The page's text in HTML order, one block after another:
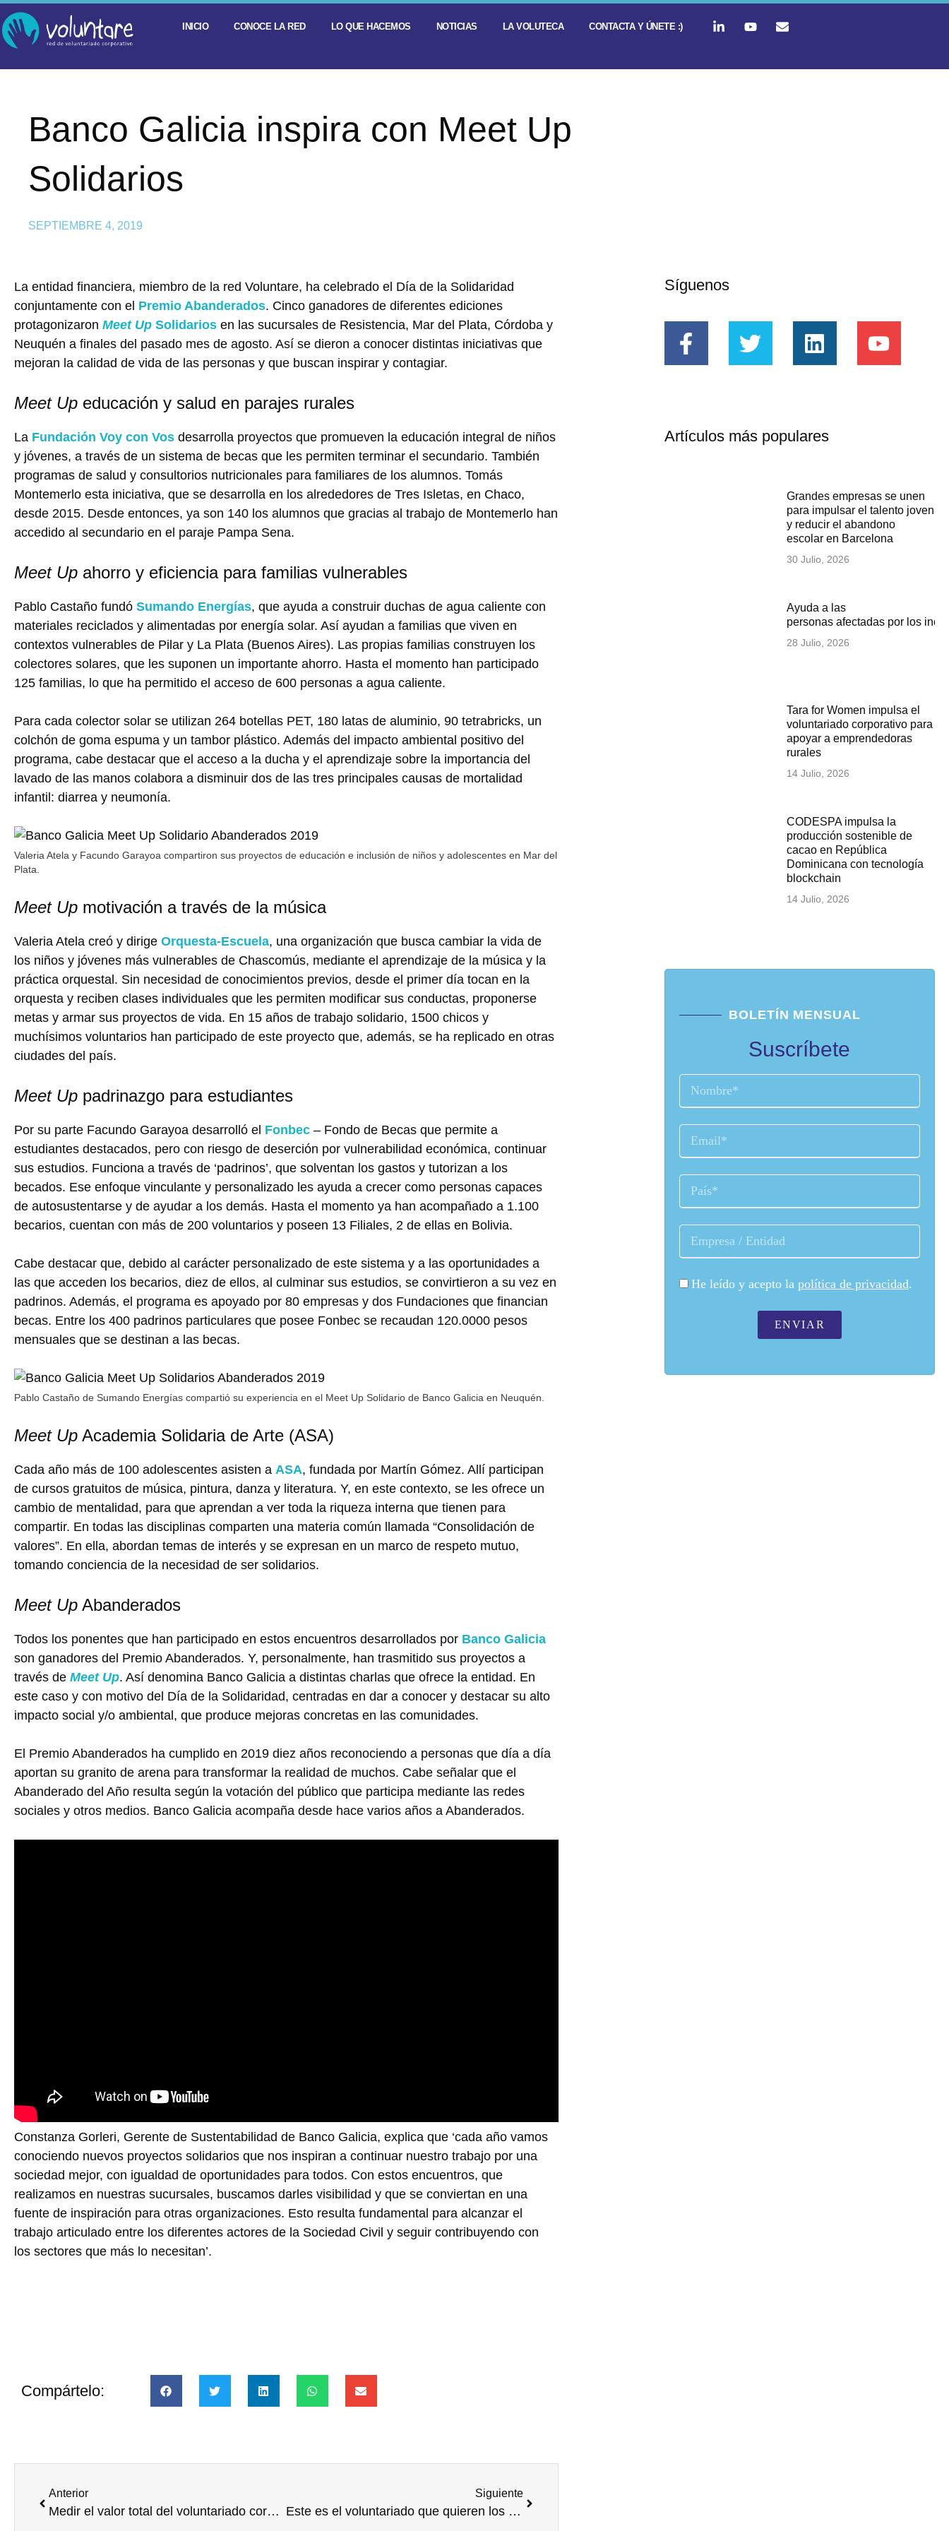
INICIO CONOCE LA RED LO QUE HACEMOS NOTICIAS LA VOLUTECA CONTACTA Y ÚNETE :)
Banco Galicia inspira con Meet Up
Solidarios
SEPTIEMBRE 4, 2019
La entidad financiera, miembro de la red Voluntare, ha celebrado el Día de la Solidaridad
conjuntamente con el Premio Abanderados. Cinco ganadores de diferentes ediciones
protagonizaron Meet Up Solidarios en las sucursales de Resistencia, Mar del Plata, Córdoba y
Neuquén a finales del pasado mes de agosto. Así se dieron a conocer distintas iniciativas que
mejoran la calidad de vida de las personas y que buscan inspirar y contagiar.
Meet Up educación y salud en parajes rurales
La Fundación Voy con Vos desarrolla proyectos que promueven la educación integral de niños
y jóvenes, a través de un sistema de becas que les permiten terminar el secundario. También
programas de salud y consultorios nutricionales para familiares de los alumnos. Tomás
Montemerlo esta iniciativa, que se desarrolla en los alrededores de Tres Isletas, en Chaco,
desde 2015. Desde entonces, ya son 140 los alumnos que gracias al trabajo de Montemerlo han
accedido al secundario en el paraje Pampa Sena.
Meet Up ahorro y eficiencia para familias vulnerables
Pablo Castaño fundó Sumando Energías, que ayuda a construir duchas de agua caliente con
materiales reciclados y alimentadas por energía solar. Así ayudan a familias que viven en
contextos vulnerables de Pilar y La Plata (Buenos Aires). Las propias familias construyen los
colectores solares, que les suponen un importante ahorro. Hasta el momento han participado
125 familias, lo que ha permitido el acceso de 600 personas a agua caliente.
Para cada colector solar se utilizan 264 botellas PET, 180 latas de aluminio, 90 tetrabricks, un
colchón de goma espuma y un tambor plástico. Además del impacto ambiental positivo del
programa, cabe destacar que el acceso a la ducha y el aprendizaje sobre la importancia del
lavado de las manos colabora a disminuir dos de las tres principales causas de mortalidad
infantil: diarrea y neumonía.
Valeria Atela y Facundo Garayoa compartiron sus proyectos de educación e inclusión de niños y adolescentes en Mar del
Plata.
Meet Up motivación a través de la música
Valeria Atela creó y dirige Orquesta-Escuela, una organización que busca cambiar la vida de
los niños y jóvenes más vulnerables de Chascomús, mediante el aprendizaje de la música y la
práctica orquestal. Sin necesidad de conocimientos previos, desde el primer día tocan en la
orquesta y reciben clases individuales que les permiten modificar sus conductas, proponerse
metas y armar sus proyectos de vida. En 15 años de trabajo solidario, 1500 chicos y
muchísimos voluntarios han participado de este proyecto que, además, se ha replicado en otras
ciudades del país.
Meet Up padrinazgo para estudiantes
Por su parte Facundo Garayoa desarrolló el Fonbec – Fondo de Becas que permite a
estudiantes destacados, pero con riesgo de deserción por vulnerabilidad económica, continuar
sus estudios. Funciona a través de ‘padrinos’, que solventan los gastos y tutorizan a los
becados. Ese enfoque vinculante y personalizado les ayuda a crecer como personas capaces
de autosustentarse y de ayudar a los demás. Hasta el momento ya han acompañado a 1.100
becarios, cuentan con más de 200 voluntarios y poseen 13 Filiales, 2 de ellas en Bolivia.
Cabe destacar que, debido al carácter personalizado de este sistema y a las oportunidades a
las que acceden los becarios, diez de ellos, al culminar sus estudios, se convirtieron a su vez en
padrinos. Además, el programa es apoyado por 80 empresas y dos Fundaciones que financian
becas. Entre los 400 padrinos particulares que posee Fonbec se recaudan 120.0000 pesos
mensuales que se destinan a las becas.
Pablo Castaño de Sumando Energías compartió su experiencia en el Meet Up Solidario de Banco Galicia en Neuquén.
Meet Up Academia Solidaria de Arte (ASA)
Cada año más de 100 adolescentes asisten a ASA, fundada por Martín Gómez. Allí participan
de cursos gratuitos de música, pintura, danza y literatura. Y, en este contexto, se les ofrece un
cambio de mentalidad, para que aprendan a ver toda la riqueza interna que tienen para
compartir. En todas las disciplinas comparten una materia común llamada “Consolidación de
valores”. En ella, abordan temas de interés y se expresan en un marco de respeto mutuo,
tomando conciencia de la necesidad de ser solidarios.
Meet Up Abanderados
Todos los ponentes que han participado en estos encuentros desarrollados por Banco Galicia
son ganadores del Premio Abanderados. Y, personalmente, han trasmitido sus proyectos a
través de Meet Up. Así denomina Banco Galicia a distintas charlas que ofrece la entidad. En
este caso y con motivo del Día de la Solidaridad, centradas en dar a conocer y destacar su alto
impacto social y/o ambiental, que produce mejoras concretas en las comunidades.
El Premio Abanderados ha cumplido en 2019 diez años reconociendo a personas que día a día
aportan su granito de arena para transformar la realidad de muchos. Cabe señalar que el
Abanderado del Año resulta según la votación del público que participa mediante las redes
sociales y otros medios. Banco Galicia acompaña desde hace varios años a Abanderados.
Constanza Gorleri, Gerente de Sustentabilidad de Banco Galicia, explica que ‘cada año vamos
conociendo nuevos proyectos solidarios que nos inspiran a continuar nuestro trabajo por una
sociedad mejor, con igualdad de oportunidades para todos. Con estos encuentros, que
realizamos en nuestras sucursales, buscamos darles visibilidad y que se conviertan en una
fuente de inspiración para otras organizaciones. Esto resulta fundamental para alcanzar el
trabajo articulado entre los diferentes actores de la Sociedad Civil y seguir contribuyendo con
los sectores que más lo necesitan’.
Compártelo:
Anterior
Medir el valor total del voluntariado corporativo, también económico
Siguiente
Este es el voluntariado que quieren los departamentos de Recursos Humanos
Síguenos
Artículos más populares
Grandes empresas se unen
para impulsar el talento joven
y reducir el abandono
escolar en Barcelona
30 Julio, 2026
Ayuda a las
personas afectadas por los
28 Julio, 2026
Tara for Women impulsa el
voluntariado corporativo para
apoyar a emprendedoras
rurales
14 Julio, 2026
CODESPA impulsa la
producción sostenible de
cacao en República
Dominicana con tecnología
blockchain
14 Julio, 2026
BOLETÍN MENSUAL
Suscríbete
He leído y acepto la política de privacidad.
ENVIAR